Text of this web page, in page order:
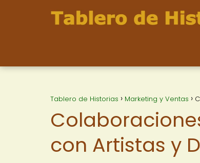
Tablero de Historias Marketing y Ventas
con Artistas y